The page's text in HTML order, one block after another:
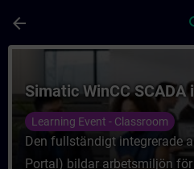
arrow_back
Kurs - Simatic
Simatic WinCC SCADA
Learning Event - Classroom
Den fullständigt integrerade
Portal) bildar arbetsmiljön